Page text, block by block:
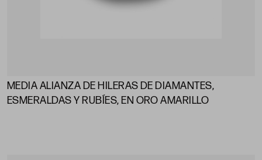
MEDIA ALIANZA DE HILERAS DE DIAMANTES,
ESMERALDAS Y RUBÍES, EN ORO AMARILLO